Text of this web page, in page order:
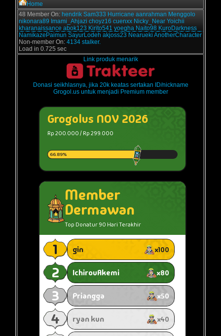
Home
48 Member On: hendrik Sam333 Hurricane aanrahman Menggolo
nikonara89 Imami_Ahjazi choyz16 cuenxx Nicky_Near Yoichii
kharanaissance abok123 Kirito541 yoegha Naito98 KuroDarkness
NamikazePaimun SayurLodeh akjoss23 Nearueki AnotherCharacter
Non-member On: 4134 stalker.
Load in 0.725 sec
Link produk menarik
Donasi seikhlasnya, jika 20k keatas sertakan ID/nickname
Grogol.us untuk menjadi Premium member